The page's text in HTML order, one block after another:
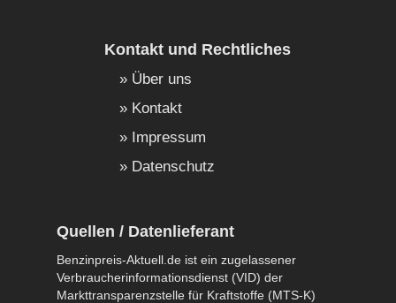
Kontakt und Rechtliches
Über uns
Kontakt
Impressum
Datenschutz
Quellen / Datenlieferant
Benzinpreis-Aktuell.de ist ein zugelassener
Verbraucherinformationsdienst (VID) der
Markttransparenzstelle für Kraftstoffe (MTS-K)